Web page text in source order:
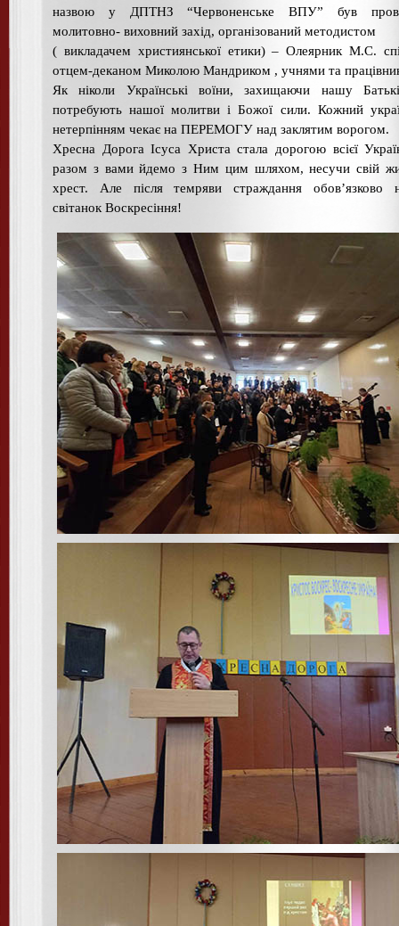
назвою у ДПТНЗ “Червоненське ВПУ” був
молитовно- виховний захід, організований методистом
( викладачем християнської етики) – Олеярник М.С.
отцем-деканом Миколою Мандриком , учнями та
Як ніколи Українські воїни, захищаючи нашу
потребують нашої молитви і Божої сили. Кожний
нетерпінням чекає на ПЕРЕМОГУ над заклятим ворогом.
Хресна Дорога Ісуса Христа стала дорогою всієї
разом з вами йдемо з Ним цим шляхом, несучи свій
хрест. Але після темряви страждання обов’язково
світанок Воскресіння!